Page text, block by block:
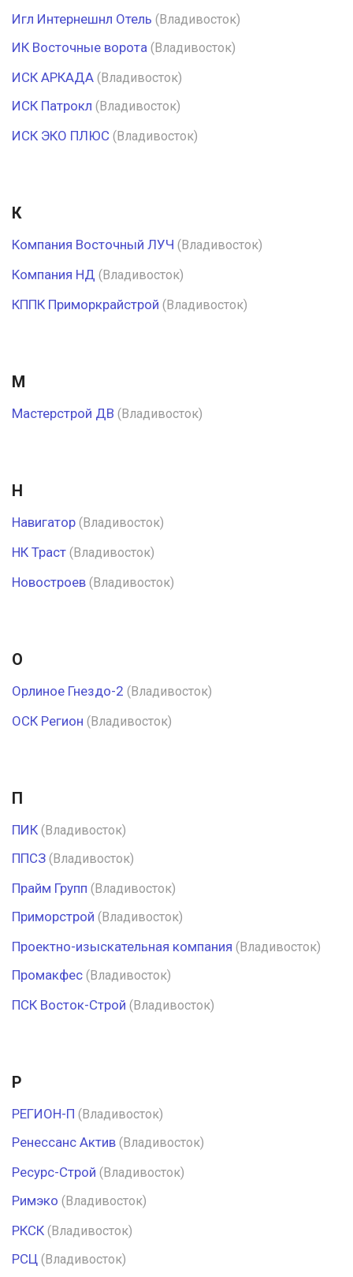
Игл Интернешнл Отель (Владивосток)
ИК Восточные ворота (Владивосток)
ИСК АРКАДА (Владивосток)
ИСК Патрокл (Владивосток)
ИСК ЭКО ПЛЮС (Владивосток)
К
Компания Восточный ЛУЧ (Владивосток)
Компания НД (Владивосток)
КППК Приморкрайстрой (Владивосток)
М
Мастерстрой ДВ (Владивосток)
Н
Навигатор (Владивосток)
НК Траст (Владивосток)
Новостроев (Владивосток)
О
Орлиное Гнездо-2 (Владивосток)
ОСК Регион (Владивосток)
П
ПИК (Владивосток)
ППСЗ (Владивосток)
Прайм Групп (Владивосток)
Приморстрой (Владивосток)
Проектно-изыскательная компания (Владивосток)
Промакфес (Владивосток)
ПСК Восток-Строй (Владивосток)
Р
РЕГИОН-П (Владивосток)
Ренессанс Актив (Владивосток)
Ресурс-Строй (Владивосток)
Римэко (Владивосток)
РКСК (Владивосток)
РСЦ (Владивосток)